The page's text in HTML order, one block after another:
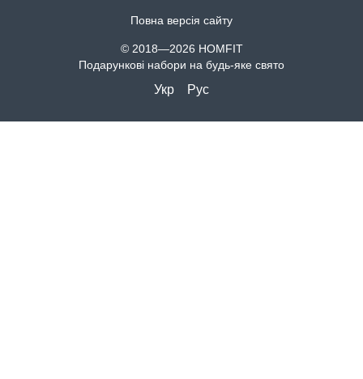
Повна версія сайту
© 2018—2026 HOMFIT
Подарункові набори на будь-яке свято
Укр Рус